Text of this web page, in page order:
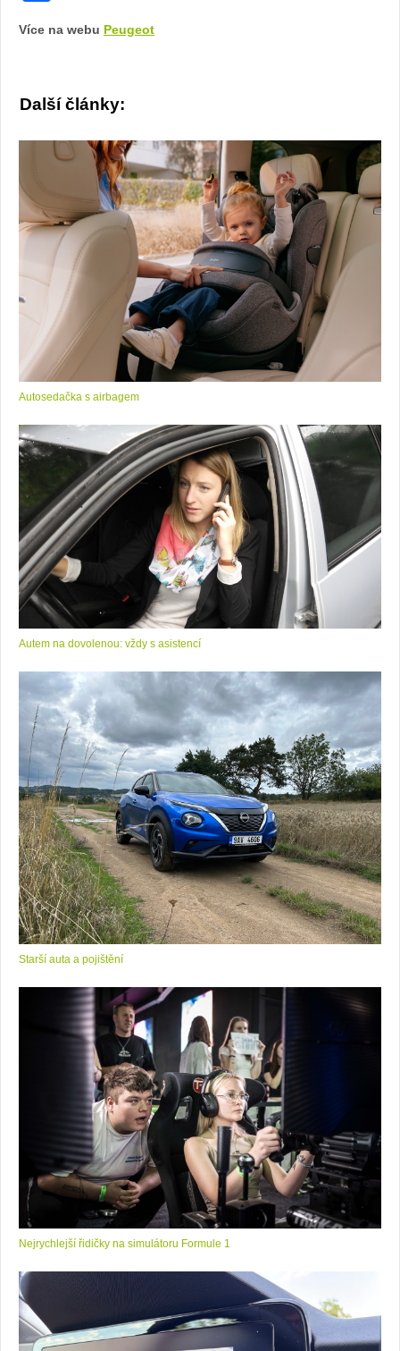
Více na webu Peugeot
Další články:
Autosedačka s airbagem
Autem na dovolenou: vždy s asistencí
Starší auta a pojištění
Nejrychlejší řidičky na simulátoru Formule 1